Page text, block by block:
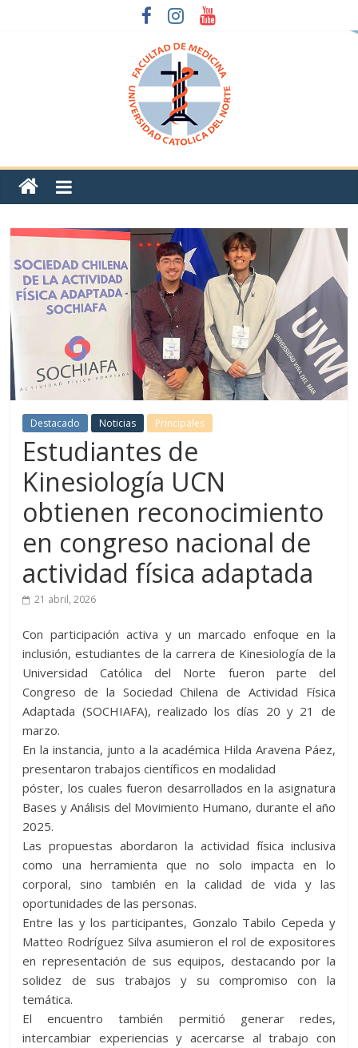
Destacado Noticias Principales
Estudiantes de
Kinesiología UCN
obtienen reconocimiento
en congreso nacional de
actividad física adaptada
21 abril, 2026
Con participación activa y un marcado enfoque en la
inclusión, estudiantes de la carrera de Kinesiología de la
Universidad Católica del Norte fueron parte del
Congreso de la Sociedad Chilena de Actividad Física
Adaptada (SOCHIAFA), realizado los días 20 y 21 de
marzo.
En la instancia, junto a la académica Hilda Aravena Páez,
presentaron trabajos científicos en modalidad
póster, los cuales fueron desarrollados en la asignatura
Bases y Análisis del Movimiento Humano, durante el año
2025.
Las propuestas abordaron la actividad física inclusiva
como una herramienta que no solo impacta en lo
corporal, sino también en la calidad de vida y las
oportunidades de las personas.
Entre las y los participantes, Gonzalo Tabilo Cepeda y
Matteo Rodríguez Silva asumieron el rol de expositores
en representación de sus equipos, destacando por la
solidez de sus trabajos y su compromiso con la
temática.
El encuentro también permitió generar redes,
intercambiar experiencias y acercarse al trabajo con